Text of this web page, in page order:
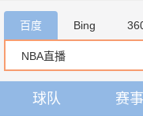
百度 Bing
球队 赛事